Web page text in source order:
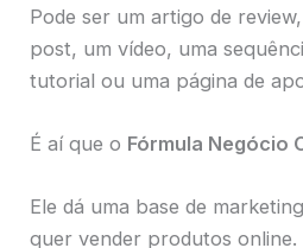
Pode ser um artigo de
post, um vídeo, uma
tutorial ou uma página de
É aí que o Fórmula Negócio
Ele dá uma base de
quer vender produtos online.